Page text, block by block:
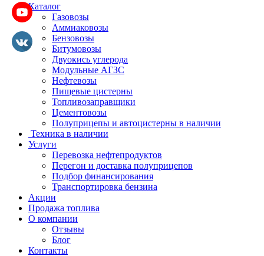
Каталог
Газовозы
Аммиаковозы
Бензовозы
Битумовозы
Двуокись углерода
Модульные АГЗС
Нефтевозы
Пищевые цистерны
Топливозаправщики
Цементовозы
Полуприцепы и автоцистерны в наличии
Техника в наличии
Услуги
Перевозка нефтепродуктов
Перегон и доставка полуприцепов
Подбор финансирования
Транспортировка бензина
Акции
Продажа топлива
О компании
Отзывы
Блог
Контакты